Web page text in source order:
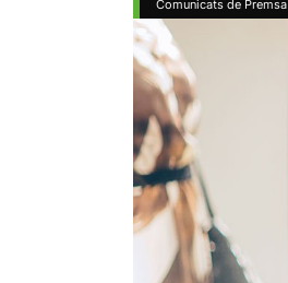
Comunicats de Premsa